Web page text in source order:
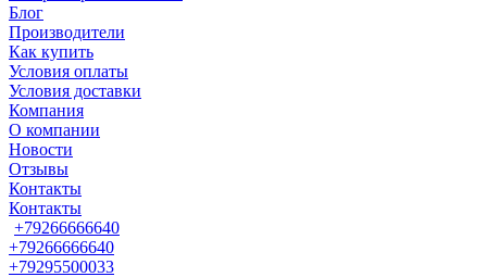
Блог
Производители
Как купить
Условия оплаты
Условия доставки
Компания
О компании
Новости
Отзывы
Контакты
Контакты
+79266666640
+79266666640
+79295500033